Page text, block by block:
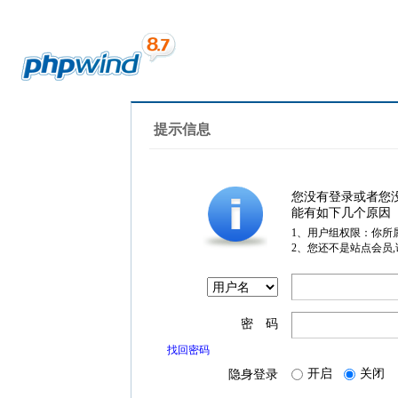
提示信息
您没有登录或者您
能有如下几个原因
1、用户组权限：你所
2、您还不是站点会员
密 码
找回密码
隐身登录 开启 关闭